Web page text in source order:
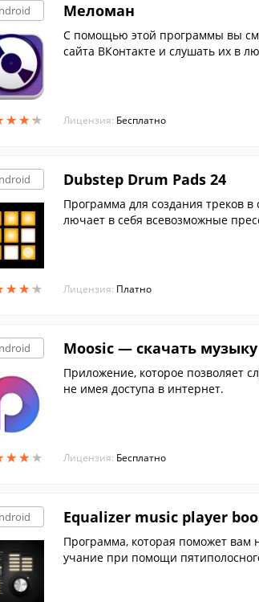
★★★
★★★
Меломан
С помощью этой программы вы
сайта ВКонтакте и слушать их в
Лицензия: Бесплатно
★★★
★★★
Dubstep Drum Pads 24
Программа для создания треков
лючает в себя всевозможные
Лицензия: Платно
★★ ★
★★ ★
Moosic — скачать музыку
Приложение, которое позволяет
не имея доступа в интернет.
Лицензия: Бесплатно
Equalizer music player
Программа, которая поможет вам
учание при помощи